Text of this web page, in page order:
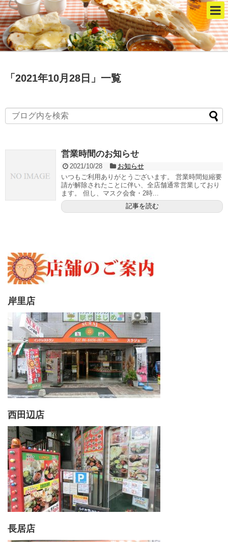
「 2021年10月28日 」 一覧
営業時間のお知らせ
2021/10/28
お知らせ
いつもご利用ありがとうございます。 営業時間短縮要
請が解除されたことに伴い、全店舗通常営業しており
ます。 但し、マスク会食・2時...
記事を読む
岸里店
西田辺店
長居店